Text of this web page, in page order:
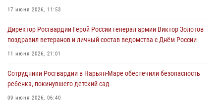
17 июня 2026, 11:53
Директор Росгвардии Герой России генерал армии Виктор Золотов
поздравил ветеранов и личный состав ведомства с Днём России
11 июня 2026, 21:01
Сотрудники Росгвардии в Нарьян-Маре обеспечили безопасность
ребенка, покинувшего детский сад
09 июня 2026, 06:40